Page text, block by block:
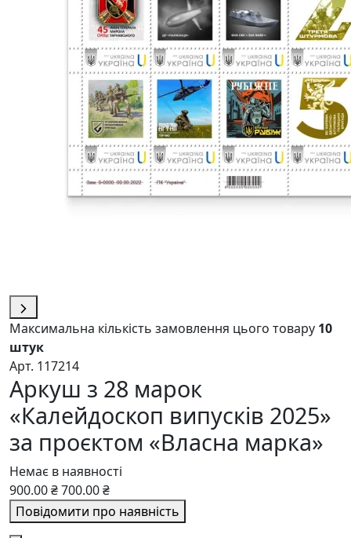
Максимальна кількість замовлення цього товару 10
штук
Арт. 117214
Аркуш з 28 марок
«Калейдоскоп випусків 2025»
за проєктом «Власна марка»
Немає в наявності
900.00 ₴700.00 ₴
Повідомити про наявність